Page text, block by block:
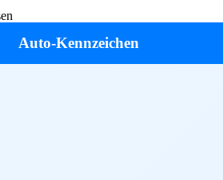
Auto-Kennzeichen